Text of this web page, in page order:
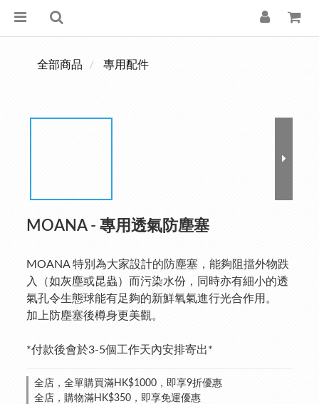
全部商品 專用配件
MOANA - 專用透氣防塵塞
MOANA 特別為大家設計的防塵塞，能夠阻擋外物跌
入（如灰塵或昆蟲）而污染水份，同時亦有細小的透
氣孔令生態球能有足夠的新鮮氧氣進行光合作用。
加上防塵塞後樽身更美觀。
*付款後會於3-5個工作天內安排寄出*
全店，全單購買滿HK$1000，即享9折優惠
全店，購物滿HK$350，即享免運優惠